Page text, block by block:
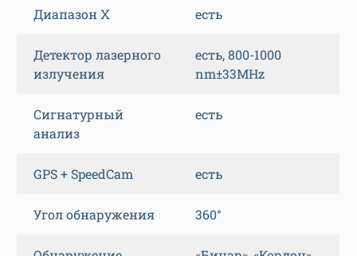
Диапазон X есть
Детектор лазерного
излучения
есть, 800-1000
nm±33MHz
Сигнатурный
анализ
есть
GPS + SpeedCam есть
Угол обнаружения 360°